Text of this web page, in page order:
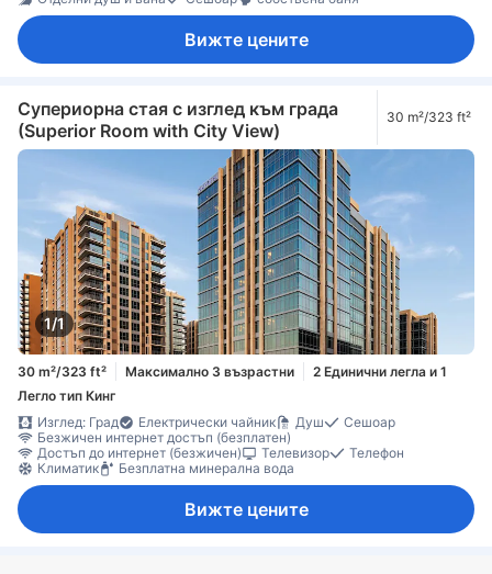
Вижте цените
Супериорна стая с изглед към града
(Superior Room with City View)
30 m²/323 ft²
1/1
30 m²/323 ft² Максимално 3 възрастни
2 Единични легла и 1
Легло тип Кинг
Изглед: Град
Електрически чайник Душ
Сешоар
Безжичен интернет достъп (безплатен)
Достъп до интернет (безжичен)
Телевизор
Телефон
Климатик
Безплатна минерална вода
Вижте цените